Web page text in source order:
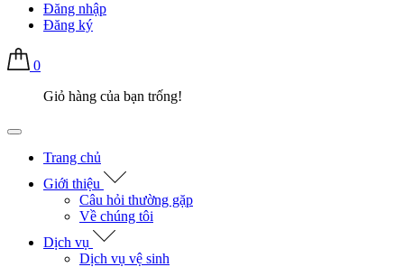
Đăng nhập
Đăng ký
0
Giỏ hàng của bạn trống!
Trang chủ
Giới thiệu
Câu hỏi thường gặp
Về chúng tôi
Dịch vụ
Dịch vụ vệ sinh